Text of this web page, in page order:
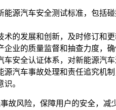
源汽车安全测试标准，包括
的发展和创新，及时修订和
业的质量监督和抽查力度，
安全认证体系，对新能源汽
汽车事故处理和责任追究机
。
故风险，保障用户的安全，